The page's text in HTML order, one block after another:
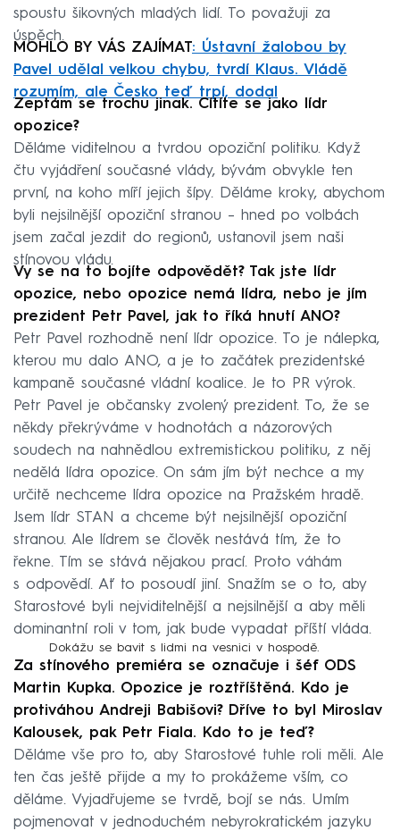
spoustu šikovných mladých lidí. To považuji za
úspěch.
MOHLO BY VÁS ZAJÍMAT: Ústavní žalobou by
Pavel udělal velkou chybu, tvrdí Klaus. Vládě
rozumím, ale Česko teď trpí, dodal
Zeptám se trochu jinak. Cítíte se jako lídr
opozice?
Děláme viditelnou a tvrdou opoziční politiku. Když
čtu vyjádření současné vlády, bývám obvykle ten
první, na koho míří jejich šípy. Děláme kroky, abychom
byli nejsilnější opoziční stranou – hned po volbách
jsem začal jezdit do regionů, ustanovil jsem naši
stínovou vládu.
Vy se na to bojíte odpovědět? Tak jste lídr
opozice, nebo opozice nemá lídra, nebo je jím
prezident Petr Pavel, jak to říká hnutí ANO?
Petr Pavel rozhodně není lídr opozice. To je nálepka,
kterou mu dalo ANO, a je to začátek prezidentské
kampaně současné vládní koalice. Je to PR výrok.
Petr Pavel je občansky zvolený prezident. To, že se
někdy překrýváme v hodnotách a názorových
soudech na nahnědlou extremistickou politiku, z něj
nedělá lídra opozice. On sám jím být nechce a my
určitě nechceme lídra opozice na Pražském hradě.
Jsem lídr STAN a chceme být nejsilnější opoziční
stranou. Ale lídrem se člověk nestává tím, že to
řekne. Tím se stává nějakou prací. Proto váhám
s odpovědí. Ať to posoudí jiní. Snažím se o to, aby
Starostové byli nejviditelnější a nejsilnější a aby měli
dominantní roli v tom, jak bude vypadat příští vláda.
Dokážu se bavit s lidmi na vesnici v hospodě.
Za stínového premiéra se označuje i šéf ODS
Martin Kupka. Opozice je roztříštěná. Kdo je
protiváhou Andreji Babišovi? Dříve to byl Miroslav
Kalousek, pak Petr Fiala. Kdo to je teď?
Děláme vše pro to, aby Starostové tuhle roli měli. Ale
ten čas ještě přijde a my to prokážeme vším, co
děláme. Vyjadřujeme se tvrdě, bojí se nás. Umím
pojmenovat v jednoduchém nebyrokratickém jazyku